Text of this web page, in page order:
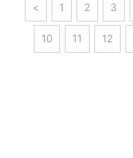
< 1 2 3
10 11 12